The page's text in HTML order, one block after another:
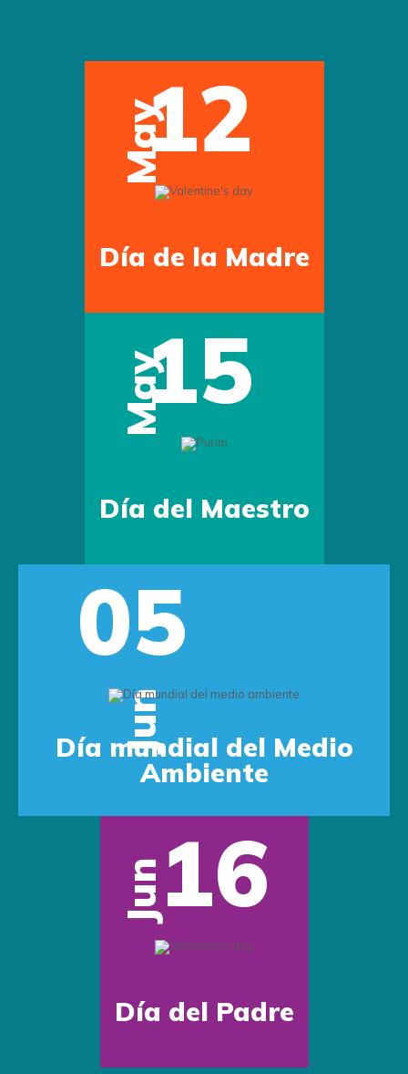
May
12
Día de la Madre
May
15
Día del Maestro
Jun
05
Día mundial del Medio
Ambiente
Jun16
Día del Padre